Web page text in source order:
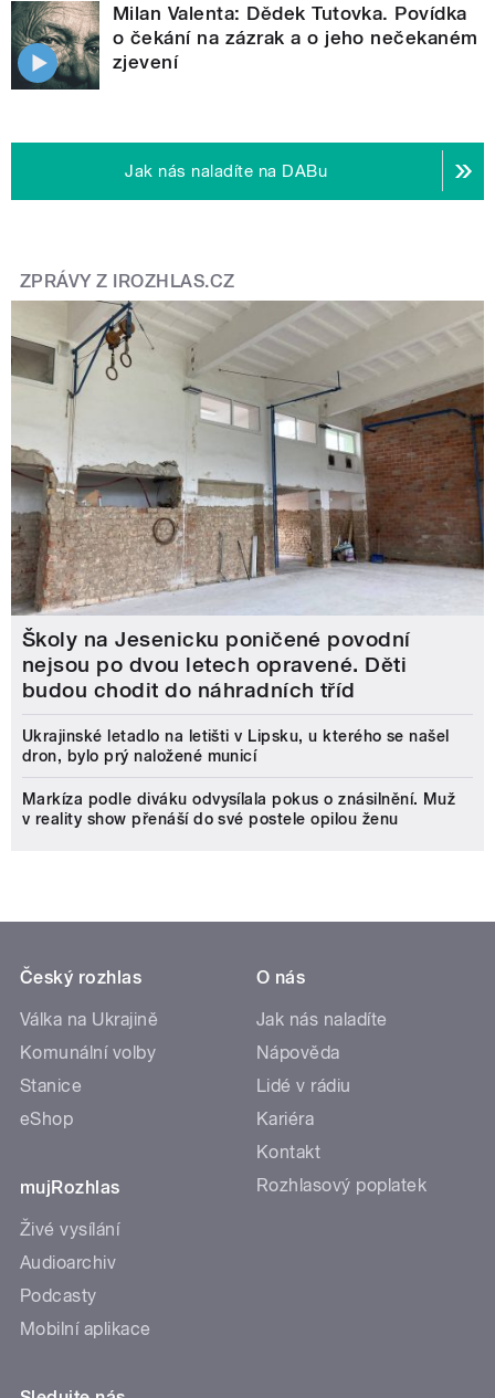
Milan Valenta: Dědek Tutovka. Povídka
o čekání na zázrak a o jeho nečekaném
zjevení
Jak nás naladíte na DABu
ZPRÁVY Z IROZHLAS.CZ
Školy na Jesenicku poničené povodní
nejsou po dvou letech opravené. Děti
budou chodit do náhradních tříd
Ukrajinské letadlo na letišti v Lipsku, u kterého se našel
dron, bylo prý naložené municí
Markíza podle diváku odvysílala pokus o znásilnění. Muž
v reality show přenáší do své postele opilou ženu
Český rozhlas
Válka na Ukrajině
Komunální volby
Stanice
eShop
mujRozhlas
Živé vysílání
Audioarchiv
Podcasty
Mobilní aplikace
O nás
Jak nás naladíte
Nápověda
Lidé v rádiu
Kariéra
Kontakt
Rozhlasový poplatek